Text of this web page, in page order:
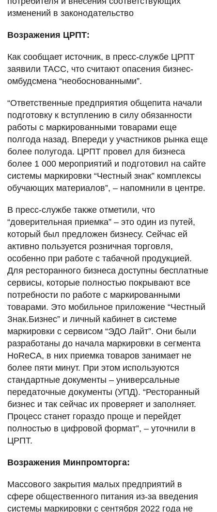
изменений в законодательство
Возражения ЦРПТ:
Как сообщает источник, в пресс-службе ЦРПТ
заявили ТАСС, что считают опасения бизнес-
омбудсмена “необоснованными”.
“Ответственные предприятия общепита начали
подготовку к вступлению в силу обязанности
работы с маркированными товарами еще
полгода назад. Впереди у участников рынка еще
более полугода. ЦРПТ провел для бизнеса
более 1 000 мероприятий и подготовил на сайте
системы маркировки “Честный знак” комплексы
обучающих материалов”, – напомнили в центре.
В пресс-службе также отметили, что
“доверительная приемка” – это один из путей,
который был предложен бизнесу. Сейчас ей
активно пользуется розничная торговля,
особенно при работе с табачной продукцией.
Для ресторанного бизнеса доступны бесплатные
сервисы, которые полностью покрывают все
потребности по работе с маркированными
товарами. Это мобильное приложение “Честный
Знак.Бизнес” и личный кабинет в системе
маркировки с сервисом “ЭДО Лайт”. Они были
разработаны до начала маркировки в сегмента
HoReCA, в них приемка товаров занимает не
более пяти минут. При этом используются
стандартные документы – универсальные
передаточные документы (УПД). “Ресторанный
бизнес и так сейчас их проверяет и заполняет.
Процесс станет гораздо проще и перейдет
полностью в цифровой формат”, – уточнили в
ЦРПТ.
Возражения Минпромторга:
Массового закрытия малых предприятий в
сфере общественного питания из-за введения
системы маркировки с сентября 2022 года не